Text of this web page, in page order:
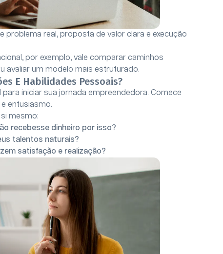
problema real, proposta de valor clara e execução
por exemplo, vale comparar caminhos
avaliar um modelo mais estruturado.
E Habilidades Pessoais?
iniciar sua jornada empreendedora. Comece
entusiasmo.
mesmo:
recebesse dinheiro por isso?
talentos naturais?
satisfação e realização?